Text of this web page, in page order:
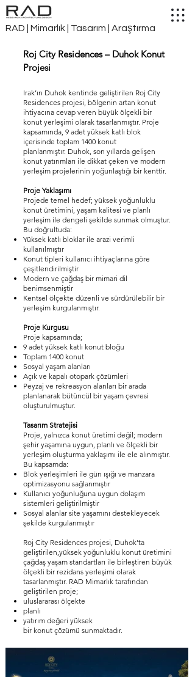
RAD | Mimarlık | Tasarım | Araştırma
Roj City Residences – Duhok Konut
Projesi
Irak’ın Duhok kentinde geliştirilen Roj City
Residences projesi, bölgenin artan konut
ihtiyacına cevap veren büyük ölçekli bir
konut yerleşimi olarak tasarlanmıştır. Proje
kapsamında, 9 adet yüksek katlı blok
içerisinde toplam 1400 konut
planlanmıştır. Duhok, son yıllarda gelişen
konut yatırımları ile dikkat çeken ve modern
yerleşim projelerinin yoğunlaştığı bir kenttir.
Proje Yaklaşımı
Projede temel hedef; yüksek yoğunluklu
konut üretimini, yaşam kalitesi ve planlı
yerleşim ile dengeli şekilde sunmak olmuştur.
Bu doğrultuda:
Yüksek katlı bloklar ile arazi verimli
kullanılmıştır
Konut tipleri kullanıcı ihtiyaçlarına göre
çeşitlendirilmiştir
Modern ve çağdaş bir mimari dil
benimsenmiştir
Kentsel ölçekte düzenli ve sürdürülebilir bir
yerleşim kurgulanmıştır.
Proje Kurgusu
Proje kapsamında;
9 adet yüksek katlı konut bloğu
Toplam 1400 konut
Sosyal yaşam alanları
Açık ve kapalı otopark çözümleri
Peyzaj ve rekreasyon alanları bir arada
planlanarak bütüncül bir yaşam çevresi
oluşturulmuştur.
Tasarım Stratejisi
Proje, yalnızca konut üretimi değil; modern
şehir yaşamına uygun, planlı ve ölçekli bir
yerleşim oluşturma yaklaşımı ile ele alınmıştır.
Bu kapsamda:
Blok yerleşimleri ile gün ışığı ve manzara
optimizasyonu sağlanmıştır
Kullanıcı yoğunluğuna uygun dolaşım
sistemleri geliştirilmiştir
Sosyal alanlar site yaşamını destekleyecek
şekilde kurgulanmıştır
Roj City Residences projesi, Duhok’ta
geliştirilen,yüksek yoğunluklu konut üretimini
çağdaş yaşam standartları ile birleştiren büyük
ölçekli bir rezidans yerleşimi olarak
tasarlanmıştır. RAD Mimarlık tarafından
geliştirilen proje;
uluslararası ölçekte
planlı
yatırım değeri yüksek
bir konut çözümü sunmaktadır.